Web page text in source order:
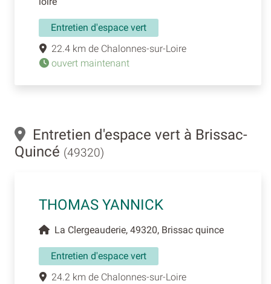
Entretien d'espace vert
22.4 km de Chalonnes-sur-Loire
ouvert maintenant
Entretien d'espace vert à Brissac-
Quincé (49320)
THOMAS YANNICK
La Clergeauderie, 49320, Brissac quince
Entretien d'espace vert
24.2 km de Chalonnes-sur-Loire